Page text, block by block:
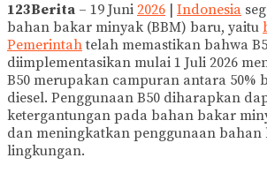
123Berita – 19 Juni 2026 Indonesia
bahan bakar minyak (BBM) baru, yaitu
Pemerintahtelah memastikan bahwa
diimplementasikan mulai 1 Juli 2026
B50 merupakan campuran antara 50%
diesel. Penggunaan B50 diharapkan
ketergantungan pada bahan bakar
dan meningkatkan penggunaan
lingkungan.